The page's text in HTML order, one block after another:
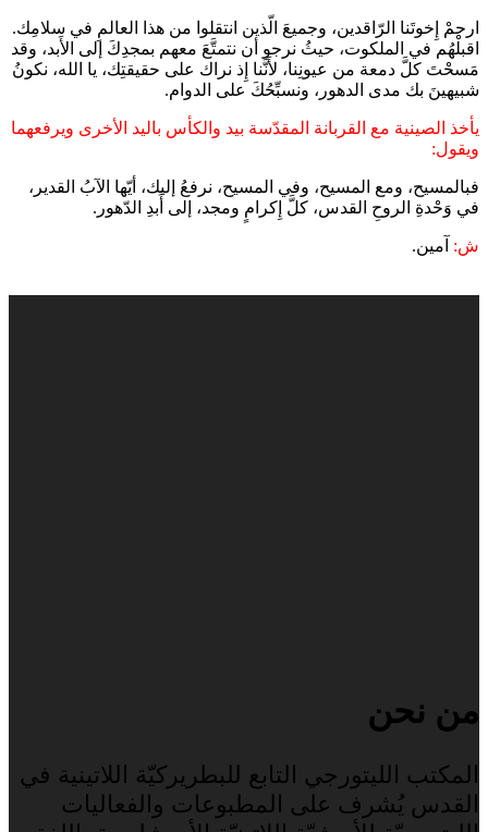
ارحمْ إِخوتَنا الرّاقدين، وجميعَ الّذين انتقلوا من هذا العالمِ في سلامِك.
اقبلْهُم في الملكوت، حيثُ نرجو أن نتمتَّعَ معهم بمجدِكَ إلى الأَبد، وقد
مَسحْتَ كلَّ دمعة من عيونِنا، لأَنَّنا إِذ نراك على حقيقتِك، يا الله، نكونُ
شبيهينَ بك مدى الدهور، ونسبِّحُكَ على الدوام.
يأخذ الصينية مع القربانة المقدّسة بيد والكأس باليد الأخرى ويرفعهما
ويقول:
فبالمسيح، ومع المسيح، وفي المسيح، نرفعُ إليك، أيّها الآبُ القدير،
في وَحْدةِ الروحِ القدس، كلَّ إِكرامٍ ومجد، إلى أَبدِ الدّهور.
ش: آمين.
من نحن
المكتب الليتورجي التابع للبطريركيّة اللاتينية في
القدس يُشرف على المطبوعات والفعاليات